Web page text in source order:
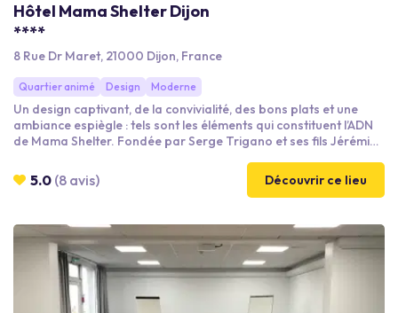
Hôtel Mama Shelter Dijon
****
8 Rue Dr Maret, 21000 Dijon, France
Quartier animé Design Moderne
Un design captivant, de la convivialité, des bons plats et une
ambiance espiègle : tels sont les éléments qui constituent l’ADN
de Mama Shelter. Fondée par Serge Trigano et ses fils Jérémie
un concept audacieux de « refuge urbain » en 2008. « Mama »
est rapidement devenue synonyme de générosité, d’hospitalité
5.0 (8 avis) Découvrir ce lieu